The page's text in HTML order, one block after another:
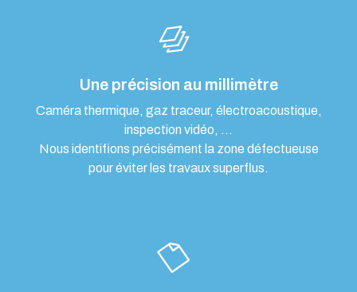
Une précision au millimètre
Caméra thermique, gaz traceur, électroacoustique,
inspection vidéo, …
Nous identifions précisément la zone défectueuse
pour éviter les travaux superflus.